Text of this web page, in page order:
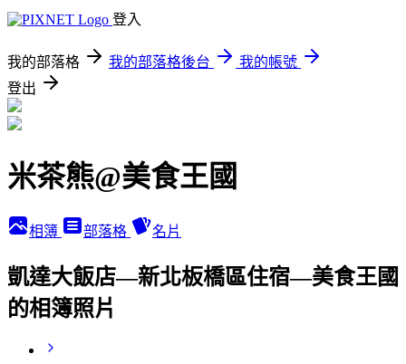
登入
我的部落格 我的部落格後台
我的帳號
登出
米茶熊@美食王國
相簿 部落格 名片
凱達大飯店—新北板橋區住宿—美食王國
的相簿照片